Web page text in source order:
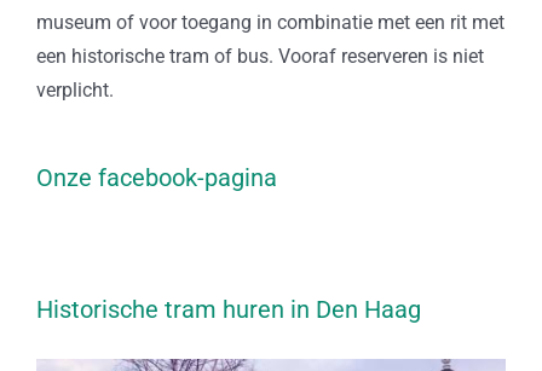
museum of voor toegang in combinatie met een rit met
een historische tram of bus. Vooraf reserveren is niet
verplicht.
Onze facebook-pagina
Historische tram huren in Den Haag